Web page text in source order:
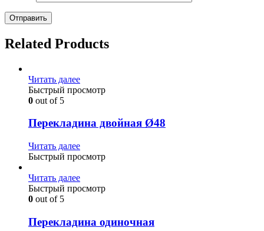
Related Products
Читать далее
Быстрый просмотр
0 out of 5
Перекладина двойная Ø48
Читать далее
Быстрый просмотр
Читать далее
Быстрый просмотр
0 out of 5
Перекладина одиночная